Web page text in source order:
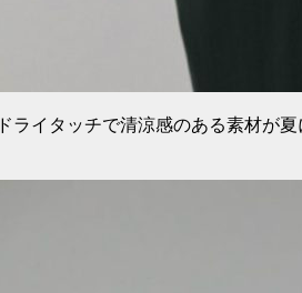
ドライタッチで清涼感のある素材が